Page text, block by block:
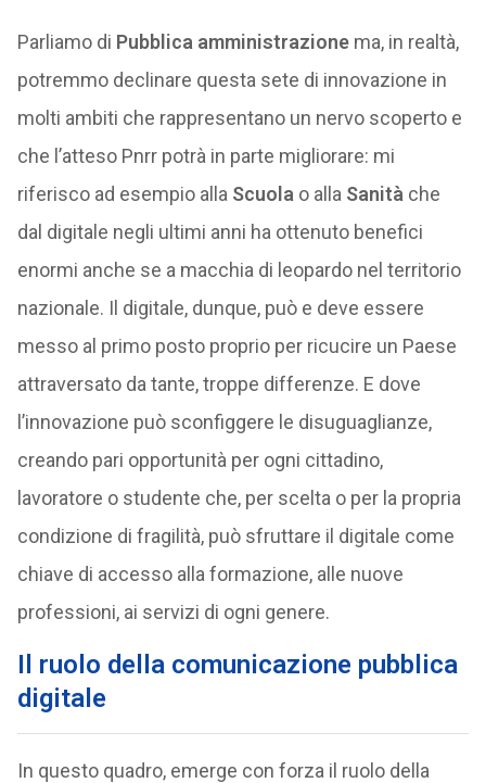
Parliamo di Pubblica amministrazionema, in realtà,
potremmo declinare questa sete di innovazione in
molti ambiti che rappresentano un nervo scoperto e
che l’atteso Pnrr potrà in parte migliorare: mi
riferisco ad esempio alla Scuola o alla Sanità che
dal digitale negli ultimi anni ha ottenuto benefici
enormi anche se a macchia di leopardo nel territorio
nazionale. Il digitale, dunque, può e deve essere
messo al primo posto proprio per ricucire un Paese
attraversato da tante, troppe differenze. E dove
l’innovazione può sconfiggere le disuguaglianze,
creando pari opportunità per ogni cittadino,
lavoratore o studente che, per scelta o per la propria
condizione di fragilità, può sfruttare il digitale come
chiave di accesso alla formazione, alle nuove
professioni, ai servizi di ogni genere.
Il ruolo della comunicazione pubblica
digitale
In questo quadro, emerge con forza il ruolo della